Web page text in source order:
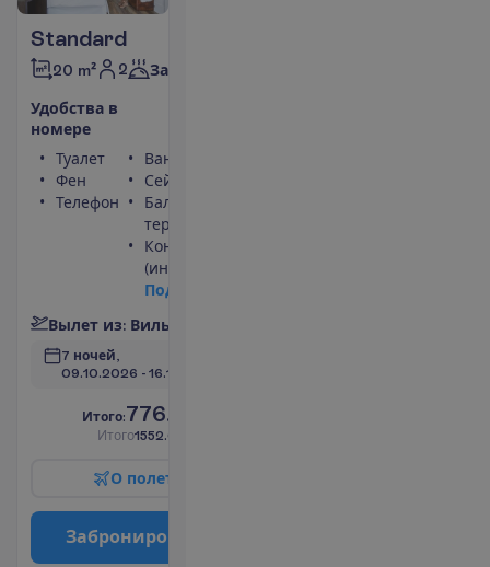
Standard
20 m² 2 Завтраки
Удобства в
номере
Туалет
Фен
Телефон
Ванна или душ
Сейф
Балкон или
терраса
Кондиционер
(индивидуальный)
Под
Вылет из: Виль
7 ночей,
09.10.2026 - 16.10.2026
И того:776.00
Итого1552.00
О полет
Заброниро